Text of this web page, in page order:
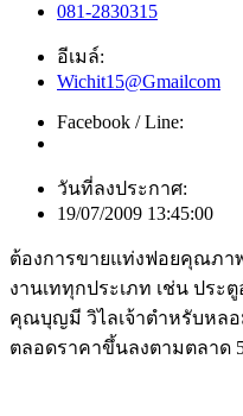
081-2830315
อีเมล์:
Wichit15@Gmailcom
Facebook / Line:
วันที่ลงประกาศ:
19/07/2009 13:45:00
ต้องการขายแท่งฟอยคุณภา
งานเททุกประเภท เช่น ประ
คุณบุญมี วิไลเจ้าตำหรับหลอ
ตลอดราคาขึ้นลงตามตลาด